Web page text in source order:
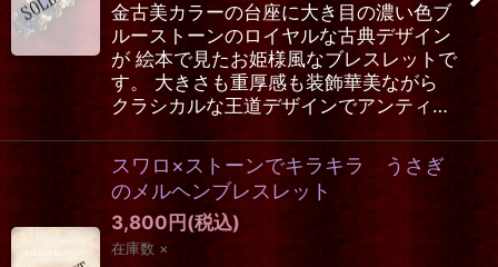
金古美カラーの台座に大き目の濃い色ブ
ルーストーンのロイヤルな古典デザイン
が 絵本で見たお姫様風なブレスレットで
す。 大きさも重厚感も装飾華美ながら
クラシカルな王道デザインでアンティ…
スワロ×ストーンでキラキラ うさぎ
のメルヘンブレスレット
3,800 円 (税込)
在庫数 ×